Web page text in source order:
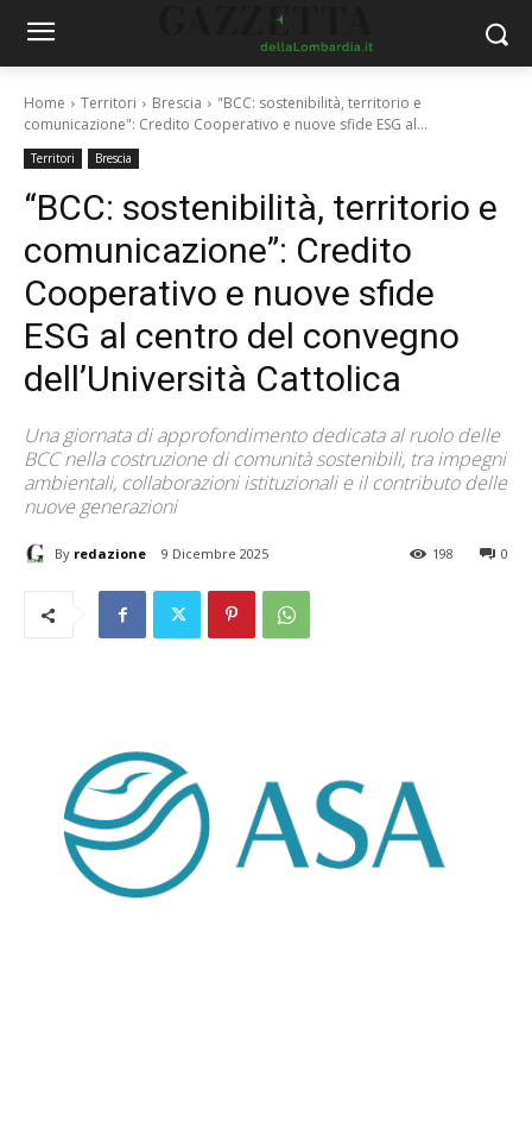
Home Territori Brescia
"BCC: sostenibilità, territorio e
comunicazione": Credito Cooperativo e nuove sfide ESG al...
Territori Brescia
“BCC: sostenibilità, territorio e
comunicazione”: Credito
Cooperativo e nuove sfide
ESG al centro del convegno
dell’Università Cattolica
Una giornata di approfondimento dedicata al ruolo delle
BCC nella costruzione di comunità sostenibili, tra impegni
ambientali, collaborazioni istituzionali e il contributo delle
nuove generazioni
By redazione 9 Dicembre 2025 0
198